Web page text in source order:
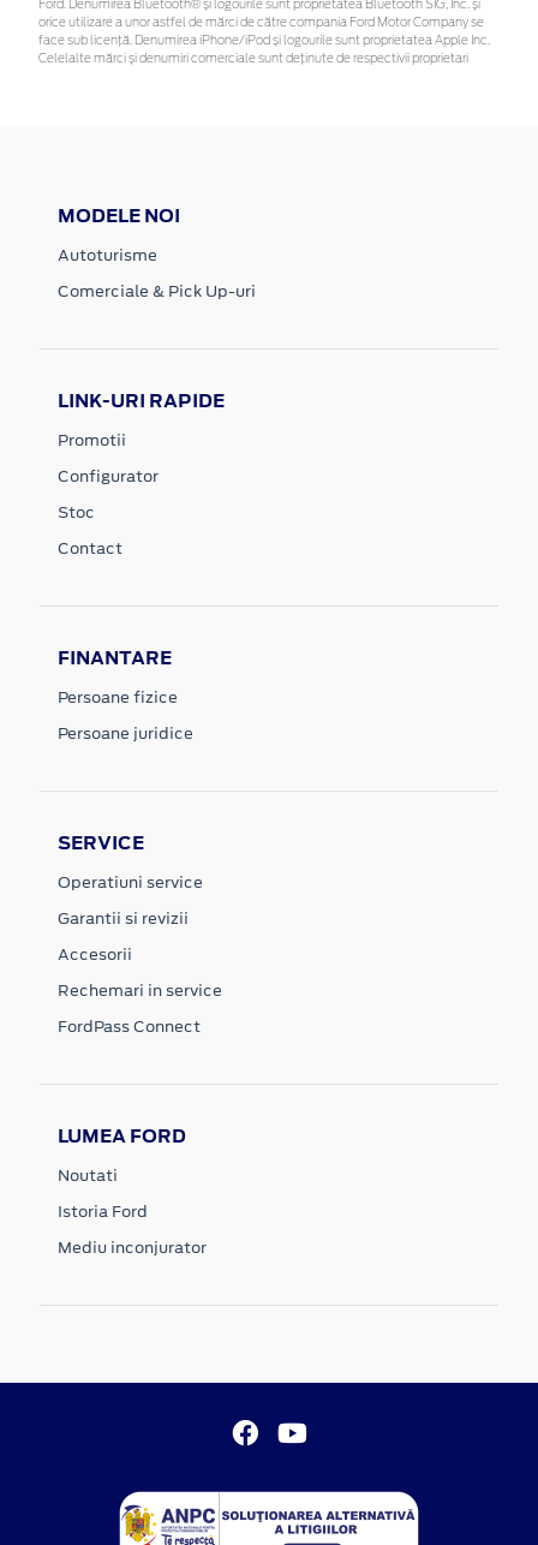
Ford. Denumirea Bluetooth® și logourile sunt proprietatea Bluetooth SIG, Inc. și
orice utilizare a unor astfel de mărci de către compania Ford Motor Company se
face sub licență. Denumirea iPhone/iPod și logourile sunt proprietatea Apple Inc.
Celelalte mărci și denumiri comerciale sunt deținute de respectivii proprietari
MODELE NOI
Autoturisme
Comerciale & Pick Up-uri
LINK-URI RAPIDE
Promotii
Configurator
Stoc
Contact
FINANTARE
Persoane fizice
Persoane juridice
SERVICE
Operatiuni service
Garantii si revizii
Accesorii
Rechemari in service
FordPass Connect
LUMEA FORD
Noutati
Istoria Ford
Mediu inconjurator